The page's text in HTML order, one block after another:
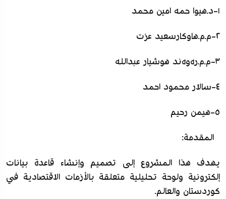
١-د.هيوا حمە امين محمد
٢-م.م.هاوکارسعید عزت
٣-م.م.رەوەند هوشیار عبداللە
٤-سالار محمود احمد
٥-هیمن رحیم
المقدمة:
يهدف هذا المشروع إلى تصميم وإنشاء قاعدة بيانات
إلكترونية ولوحة تحليلية متعلقة بالأزمات الاقتصادية في
كوردستان والعالم.